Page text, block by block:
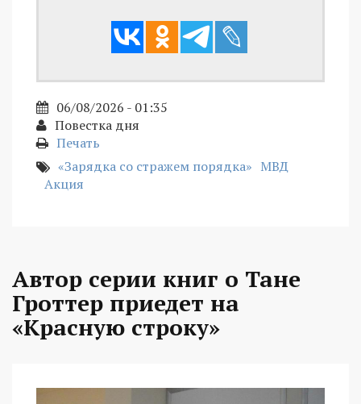
06/08/2026 - 01:35
Повестка дня
Печать
«Зарядка со стражем порядка» МВД
Акция
Автор серии книг о Тане
Гроттер приедет на
«Красную строку»